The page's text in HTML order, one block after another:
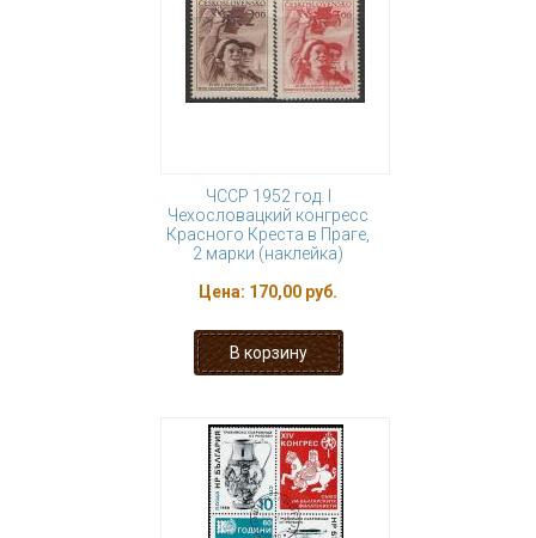
ЧССР 1952 год. I
Чехословацкий конгресс
Красного Креста в Праге,
2 марки (наклейка)
Цена: 170,00 руб.